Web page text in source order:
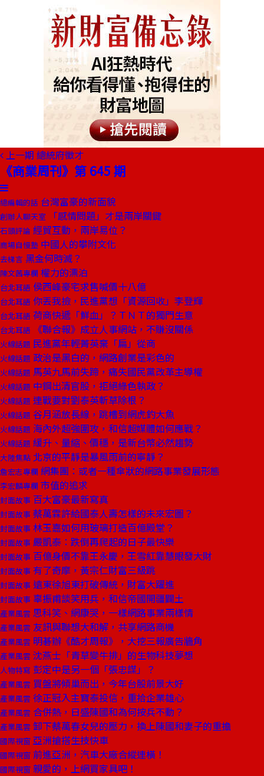
上一期 總統府徵才
《商業周刊》第 645 期
總編輯的話 台灣富豪的新面貌
創辦人聊天室 「感情問題」才是兩岸關鍵
石頭評論 經貿互動，兩岸易位？
商場自慢塾 中國人的攀附文化
去梯言 黑金何時滅？
陳文茜專欄 權力的漂泊
台北耳語 侯西峰豪宅求售喊價十八億
台北耳語 你丟我撿，民進黨想「資源回收」李登輝
台北耳語 荷商快遞「鮮血」？ＴＮＴ的獨門生意
台北耳語 《聯合報》成立人事網站，不賺沒關係
火線話題 民進黨年輕菁英棄「扁」從商
火線話題 政治是黑白的，網路創業是彩色的
火線話題 馬英九馬前失蹄，痛失國民黨改革主導權
火線話題 中鋼出清官股，拒絕綠色執政？
火線話題 連戰要對劉泰英斬草除根？
火線話題 谷月涵放長線，跳槽到網虎釣大魚
火線話題 海內外超強圍攻，和信超媒體如何應戰？
火線話題 緩升、量縮、價穩，是新台幣必然趨勢
大陸焦點 北京的平靜是暴風雨前的寧靜？
詹宏志專欄 網集團：或者一種傘狀的網路事業發展形態
李宏麟專欄 市值的追求
封面故事 百大富豪最新寫真
封面故事 蔡萬霖許給國泰人壽怎樣的未來宏圖？
封面故事 林玉嘉如何用玻璃打造百億殿堂？
封面故事 嚴凱泰：跌倒再爬起的日子最快樂
封面故事 百億身價不靠王永慶，王雪紅靠慧眼發大財
封面故事 有了奇摩，黃宗仁財富三級跳
封面故事 遠東徐旭東打破傳統，財富大躍進
封面故事 辜振甫談笑用兵，和信帝國開疆闢土
產業風雲 思科笑、網康哭，一樣網路事業兩樣情
產業風雲 友訊與聯想大和解，共享網路商機
產業風雲 明碁辦《酷才周報》，大挖三報廣告牆角
產業風雲 沈燕士「青草變牛排」的生物科技夢想
人物特寫 彭定中是另一個「張忠謀」？
產業風雲 買盤將傾巢而出，今年台股前景大好
產業風雲 徐正冠入主寶泰投信，重拾企業雄心
產業風雲 合併熱，日盛陳國和為何按兵不動？
產業風雲 卸下蔡萬春女兒的壓力，換上陳國和妻子的重擔
國際視窗 亞洲搶搭生技快車
國際視窗 前進亞洲，汽車大廠合縱連橫！
國際視窗 親愛的，上網買家具吧！